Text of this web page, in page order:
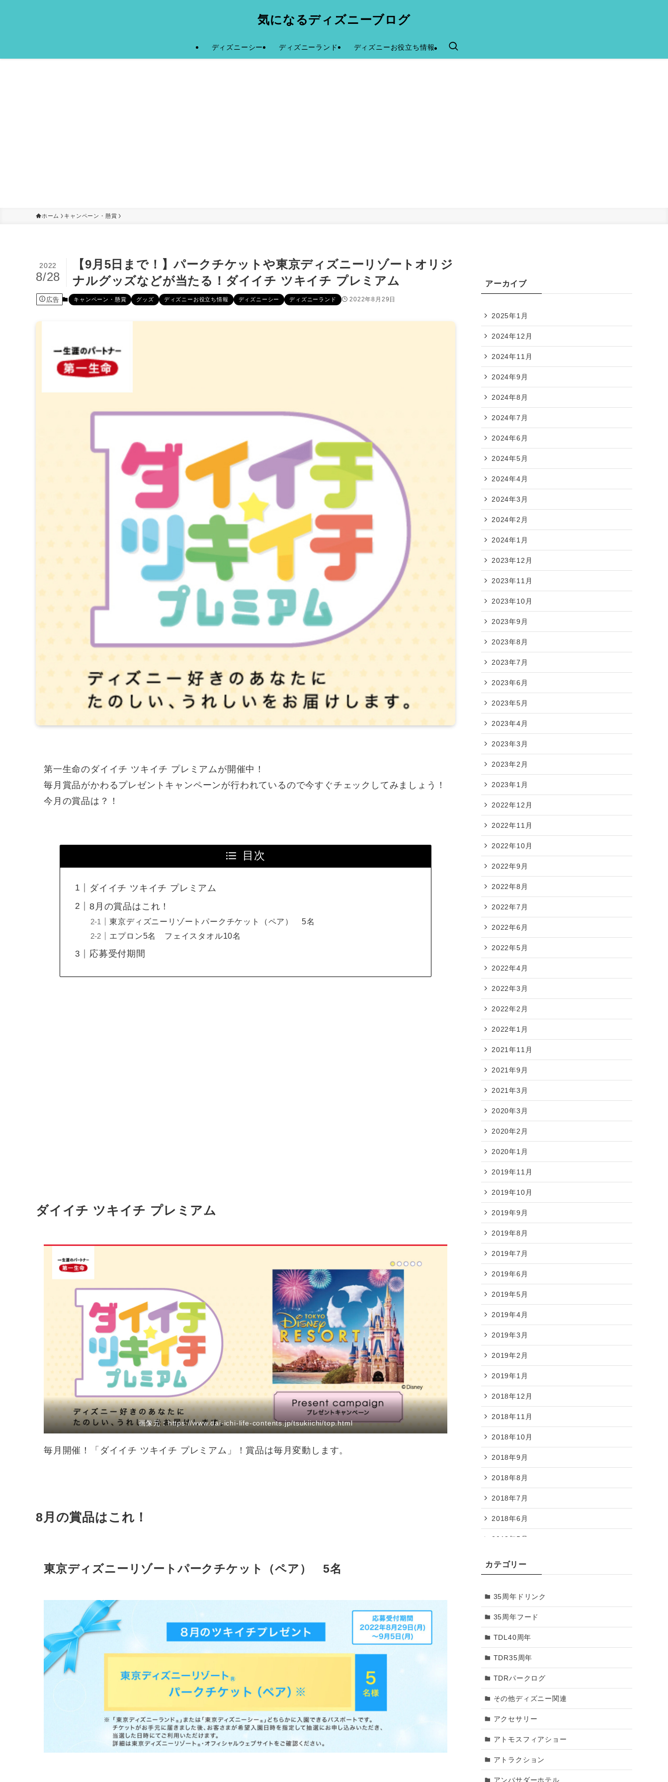
気になるディズニーブログ
ディズニーシー ディズニーランド ディズニーお役立ち情報
ホーム キャンペーン・懸賞
【9月5日まで！】パークチケットや東京ディズニーリゾートオリジ
ナルグッズなどが当たる！ダイイチ ツキイチ プレミアム
2022
8/28
広告 キャンペーン・懸賞 グッズ ディズニーお役立ち情報 ディズニーシー ディズニーランド 2022年8月29日
第一生命のダイイチ ツキイチ プレミアムが開催中！
毎月賞品がかわるプレゼントキャンペーンが行われているので今すぐチェックしてみましょう！
今月の賞品は？！
目次
ダイイチ ツキイチ プレミアム
8月の賞品はこれ！
東京ディズニーリゾートパークチケット（ペア） 5名
エプロン5名 フェイスタオル10名
応募受付期間
ダイイチ ツキイチ プレミアム
画像元：https://www.dai-ichi-life-contents.jp/tsukiichi/top.html
毎月開催！「ダイイチ ツキイチ プレミアム」！賞品は毎月変動します。
8月の賞品はこれ！
東京ディズニーリゾートパークチケット（ペア） 5名
アーカイブ
2025年1月
2024年12月
2024年11月
2024年9月
2024年8月
2024年7月
2024年6月
2024年5月
2024年4月
2024年3月
2024年2月
2024年1月
2023年12月
2023年11月
2023年10月
2023年9月
2023年8月
2023年7月
2023年6月
2023年5月
2023年4月
2023年3月
2023年2月
2023年1月
2022年12月
2022年11月
2022年10月
2022年9月
2022年8月
2022年7月
2022年6月
2022年5月
2022年4月
2022年3月
2022年2月
2022年1月
2021年11月
2021年9月
2021年3月
2020年3月
2020年2月
2020年1月
2019年11月
2019年10月
2019年9月
2019年8月
2019年7月
2019年6月
2019年5月
2019年4月
2019年3月
2019年2月
2019年1月
2018年12月
2018年11月
2018年10月
2018年9月
2018年8月
2018年7月
2018年6月
2018年5月
2018年4月
2018年2月
2018年1月
2017年12月
2017年11月
2017年10月
2017年9月
2017年8月
2017年7月
2017年6月
カテゴリー
35周年ドリンク
35周年フード
TDL40周年
TDR35周年
TDRパークログ
その他ディズニー関連
アクセサリー
アトモスフィアショー
アトラクション
アンバサダーホテル